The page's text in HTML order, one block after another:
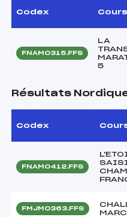
Codex
FNAM0315.FFS
LA
5
Résultats
Codex
FNAM0412.FFS
FMJM0363.FFS